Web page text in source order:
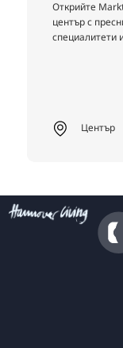
Открийте
център с
специалитети
Център